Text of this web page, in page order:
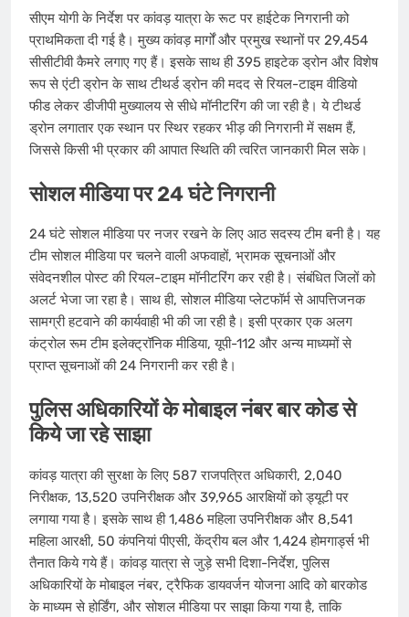
सीएम योगी के निर्देश पर कांवड़ यात्रा के रूट पर हाईटेक निगरानी को
प्राथमिकता दी गई है। मुख्य कांवड़ मार्गों और प्रमुख स्थानों पर 29,454
सीसीटीवी कैमरे लगाए गए हैं। इसके साथ ही 395 हाइटेक ड्रोन और विशेष
रूप से एंटी ड्रोन के साथ टीथर्ड ड्रोन की मदद से रियल-टाइम वीडियो
फीड लेकर डीजीपी मुख्यालय से सीधे मॉनीटरिंग की जा रही है। ये टीथर्ड
ड्रोन लगातार एक स्थान पर स्थिर रहकर भीड़ की निगरानी में सक्षम हैं,
जिससे किसी भी प्रकार की आपात स्थिति की त्वरित जानकारी मिल सके।
सोशल मीडिया पर 24 घंटे निगरानी
24 घंटे सोशल मीडिया पर नजर रखने के लिए आठ सदस्य टीम बनी है। यह
टीम सोशल मीडिया पर चलने वाली अफवाहों, भ्रामक सूचनाओं और
संवेदनशील पोस्ट की रियल-टाइम मॉनीटरिंग कर रही है। संबंधित जिलों को
अलर्ट भेजा जा रहा है। साथ ही, सोशल मीडिया प्लेटफॉर्म से आपत्तिजनक
सामग्री हटवाने की कार्यवाही भी की जा रही है। इसी प्रकार एक अलग
कंट्रोल रूम टीम इलेक्ट्रॉनिक मीडिया, यूपी-112 और अन्य माध्यमों से
प्राप्त सूचनाओं की 24 निगरानी कर रही है।
पुलिस अधिकारियों के मोबाइल नंबर बार कोड से
किये जा रहे साझा
कांवड़ यात्रा की सुरक्षा के लिए 587 राजपत्रित अधिकारी, 2,040
निरीक्षक, 13,520 उपनिरीक्षक और 39,965 आरक्षियों को ड्यूटी पर
लगाया गया है। इसके साथ ही 1,486 महिला उपनिरीक्षक और 8,541
महिला आरक्षी, 50 कंपनियां पीएसी, केंद्रीय बल और 1,424 होमगार्ड्स भी
तैनात किये गये हैं। कांवड़ यात्रा से जुड़े सभी दिशा-निर्देश, पुलिस
अधिकारियों के मोबाइल नंबर, ट्रैफिक डायवर्जन योजना आदि को बारकोड
के माध्यम से होर्डिंग, और सोशल मीडिया पर साझा किया गया है, ताकि